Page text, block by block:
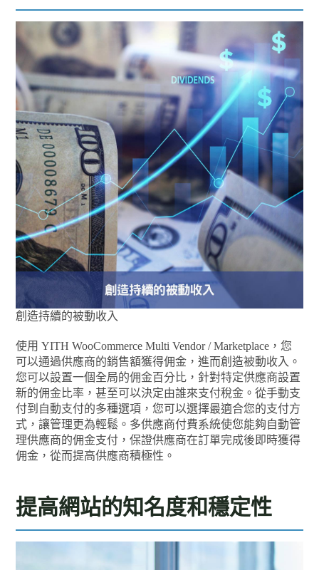
創造持續的被動收入
使用 YITH WooCommerce Multi Vendor / Marketplace，您
可以通過供應商的銷售額獲得佣金，進而創造被動收入。
您可以設置一個全局的佣金百分比，針對特定供應商設置
新的佣金比率，甚至可以決定由誰來支付稅金。從手動支
付到自動支付的多種選項，您可以選擇最適合您的支付方
式，讓管理更為輕鬆。多供應商付費系統使您能夠自動管
理供應商的佣金支付，保證供應商在訂單完成後即時獲得
佣金，從而提高供應商積極性。
提高網站的知名度和穩定性